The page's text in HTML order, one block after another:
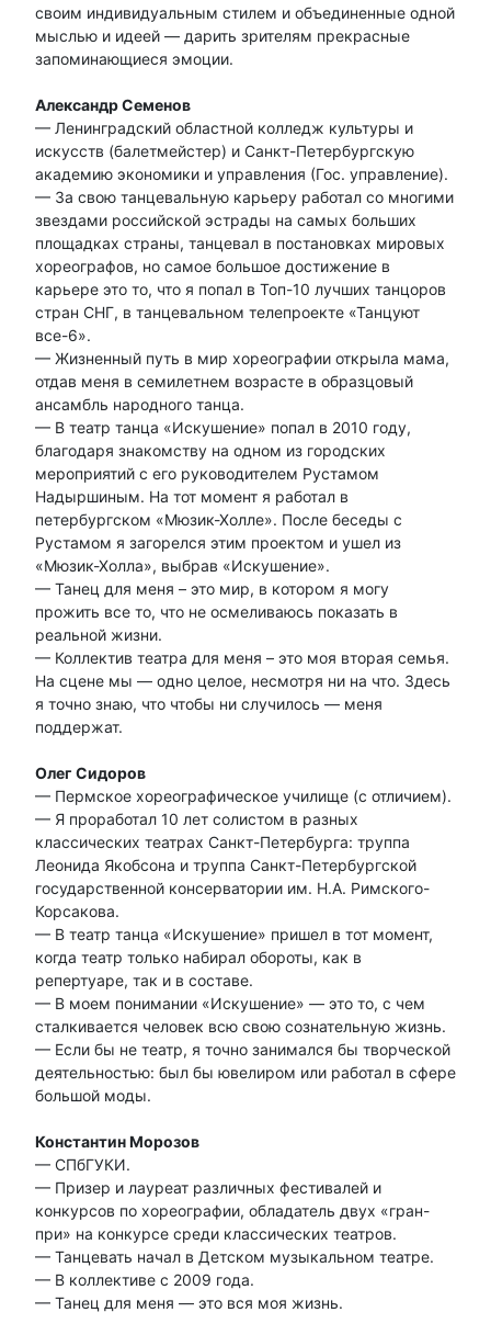
своим индивидуальным стилем и объединенные одной
мыслью и идеей — дарить зрителям прекрасные
запоминающиеся эмоции.
Александр Семенов
— Ленинградский областной колледж культуры и
искусств (балетмейстер) и Санкт-Петербургскую
академию экономики и управления (Гос. управление).
— За свою танцевальную карьеру работал со многими
звездами российской эстрады на самых больших
площадках страны, танцевал в постановках мировых
хореографов, но самое большое достижение в
карьере это то, что я попал в Топ-10 лучших танцоров
стран СНГ, в танцевальном телепроекте «Танцуют
все-6».
— Жизненный путь в мир хореографии открыла мама,
отдав меня в семилетнем возрасте в образцовый
ансамбль народного танца.
— В театр танца «Искушение» попал в 2010 году,
благодаря знакомству на одном из городских
мероприятий с его руководителем Рустамом
Надыршиным. На тот момент я работал в
петербургском «Мюзик-Холле». После беседы с
Рустамом я загорелся этим проектом и ушел из
«Мюзик-Холла», выбрав «Искушение».
— Танец для меня – это мир, в котором я могу
прожить все то, что не осмеливаюсь показать в
реальной жизни.
— Коллектив театра для меня – это моя вторая семья.
На сцене мы — одно целое, несмотря ни на что. Здесь
я точно знаю, что чтобы ни случилось — меня
поддержат.
Олег Сидоров
— Пермское хореографическое училище (с отличием).
— Я проработал 10 лет солистом в разных
классических театрах Санкт-Петербурга: труппа
Леонида Якобсона и труппа Санкт-Петербургской
государственной консерватории им. Н.А. Римского-
Корсакова.
— В театр танца «Искушение» пришел в тот момент,
когда театр только набирал обороты, как в
репертуаре, так и в составе.
— В моем понимании «Искушение» — это то, с чем
сталкивается человек всю свою сознательную жизнь.
— Если бы не театр, я точно занимался бы творческой
деятельностью: был бы ювелиром или работал в сфере
большой моды.
Константин Морозов
— СПбГУКИ.
— Призер и лауреат различных фестивалей и
конкурсов по хореографии, обладатель двух «гран-
при» на конкурсе среди классических театров.
— Танцевать начал в Детском музыкальном театре.
— В коллективе с 2009 года.
— Танец для меня — это вся моя жизнь.